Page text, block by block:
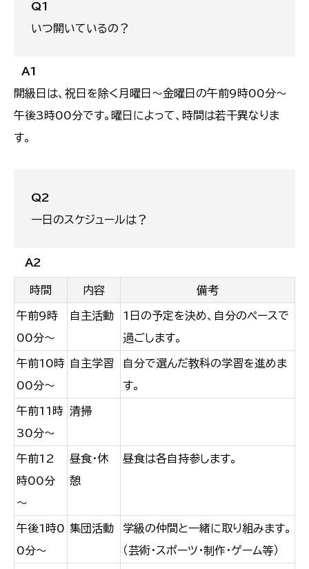
Q1
いつ開いているの？
A1
開級日は、祝日を除く月曜日～金曜日の午前9時00分～
午後3時00分です。曜日によって、時間は若干異なりま
す。
Q2
一日のスケジュールは？
A2
時間 内容 備考
午前9時
00分～
自主活動
1日の予定を決め、自分のペースで
過ごします。
午前10時
00分～
自主学習
自分で選んだ教科の学習を進めま
す。
午前11時
30分～
清掃
午前12
時00分
～
昼食・休
憩
昼食は各自持参します。
午後1時0
0分～
集団活動
学級の仲間と一緒に取り組みます。
（芸術・スポーツ・制作・ゲーム等）